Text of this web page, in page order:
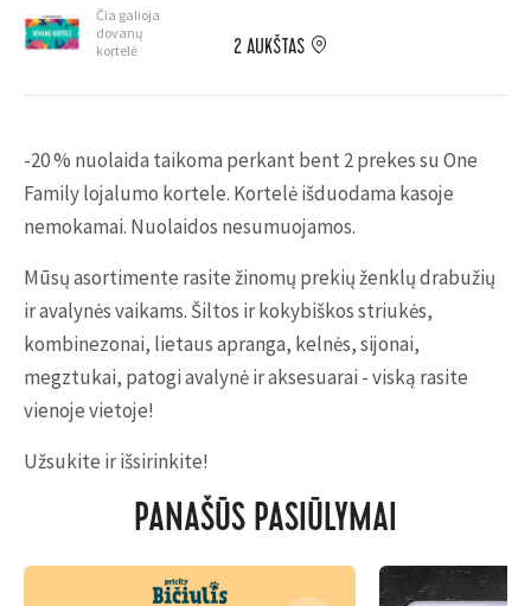
Čia galioja
dovanų
kortelė
2 AUKŠTAS
-20 % nuolaida taikoma perkant bent 2 prekes su One
Family lojalumo kortele. Kortelė išduodama kasoje
nemokamai. Nuolaidos nesumuojamos.
Mūsų asortimente rasite žinomų prekių ženklų drabužių
ir avalynės vaikams. Šiltos ir kokybiškos striukės,
kombinezonai, lietaus apranga, kelnės, sijonai,
megztukai, patogi avalynė ir aksesuarai - viską rasite
vienoje vietoje!
Užsukite ir išsirinkite!
PANAŠŪS PASIŪLYMAI